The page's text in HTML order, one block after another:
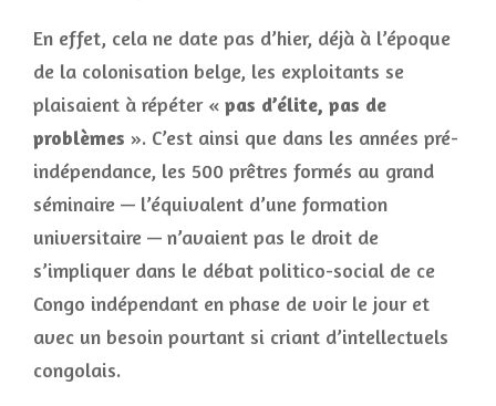
En effet, cela ne date pas d’hier, déjà à l’époque
de la colonisation belge, les exploitants se
plaisaient à répéter « pas d’élite, pas de
problèmes ». C’est ainsi que dans les années pré-
indépendance, les 500 prêtres formés au grand
séminaire — l’équivalent d’une formation
universitaire — n’avaient pas le droit de
s’impliquer dans le débat politico-social de ce
Congo indépendant en phase de voir le jour et
avec un besoin pourtant si criant d’intellectuels
congolais.